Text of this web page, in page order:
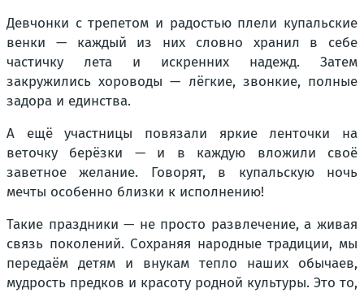
Девчонки с трепетом и радостью плели купальские
венки — каждый из них словно хранил в себе
частичку лета и искренних надежд. Затем
закружились хороводы — лёгкие, звонкие, полные
задора и единства.
А ещё участницы повязали яркие ленточки на
веточку берёзки — и в каждую вложили своё
заветное желание. Говорят, в купальскую ночь
мечты особенно близки к исполнению!
Такие праздники — не просто развлечение, а живая
связь поколений. Сохраняя народные традиции, мы
передаём детям и внукам тепло наших обычаев,
мудрость предков и красоту родной культуры. Это то,